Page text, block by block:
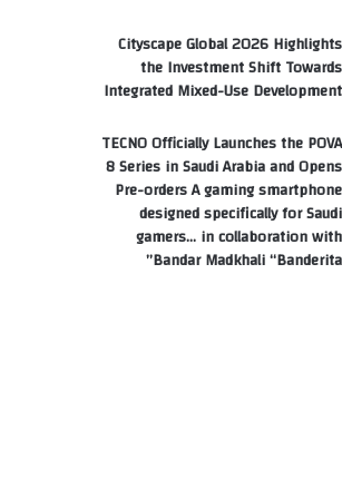
Cityscape Global 2026 Highlights
the Investment Shift Towards
Integrated Mixed-Use Development
TECNO Officially Launches the POVA
8 Series in Saudi Arabia and Opens
Pre-orders A gaming smartphone
designed specifically for Saudi
gamers… in collaboration with
Bandar Madkhali “Banderita”